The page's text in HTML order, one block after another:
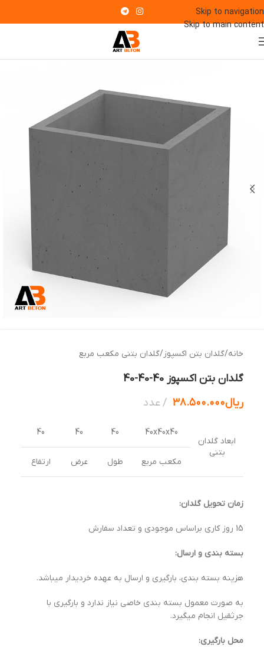
Skip to navigation
Skip to main content
خانه/گلدان بتن اکسپوز/گلدان بتنی مکعب مربع
گلدان بتن اکسپوز 40-40-40
ریال۳۸.۵۰۰.۰۰۰ عدد
ابعاد گلدان
بتنی
40x40x40
40
40
40
مکعب مربع طول عرض ارتفاع
زمان تحویل گلدان:
15 روز کاری براساس موجودی و تعداد سفارش
بسته بندی و ارسال:
هزینه بسته بندی، بارگیری و ارسال به عهده خردیدار میباشد.
به صورت معمول بسته بندی خاصی نیاز ندارد و بارگیری با
جرثقیل انجام میگیرد.
محل بارگیری: